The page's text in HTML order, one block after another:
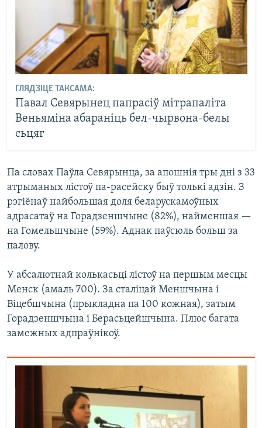
ГЛЯДЗІЦЕ ТАКСАМА:
Павал Севярынец папрасіў мітрапаліта
Веньяміна абараніць бел-чырвона-белы
сьцяг
Па словах Паўла Севярынца, за апошнія тры дні з 33
атрыманых лістоў па-расейску быў толькі адзін. З
рэгіёнаў найбольшая доля беларускамоўных
адрасатаў на Горадзеншчыне (82%), найменшая —
на Гомельшчыне (59%). Аднак паўсюль больш за
палову.
У абсалютнай колькасьці лістоў на першым месцы
Менск (амаль 700). За сталіцай Меншчына і
Віцебшчына (прыкладна па 100 кожная), затым
Горадзеншчына і Берасьцейшчына. Плюс багата
замежных адпраўнікоў.